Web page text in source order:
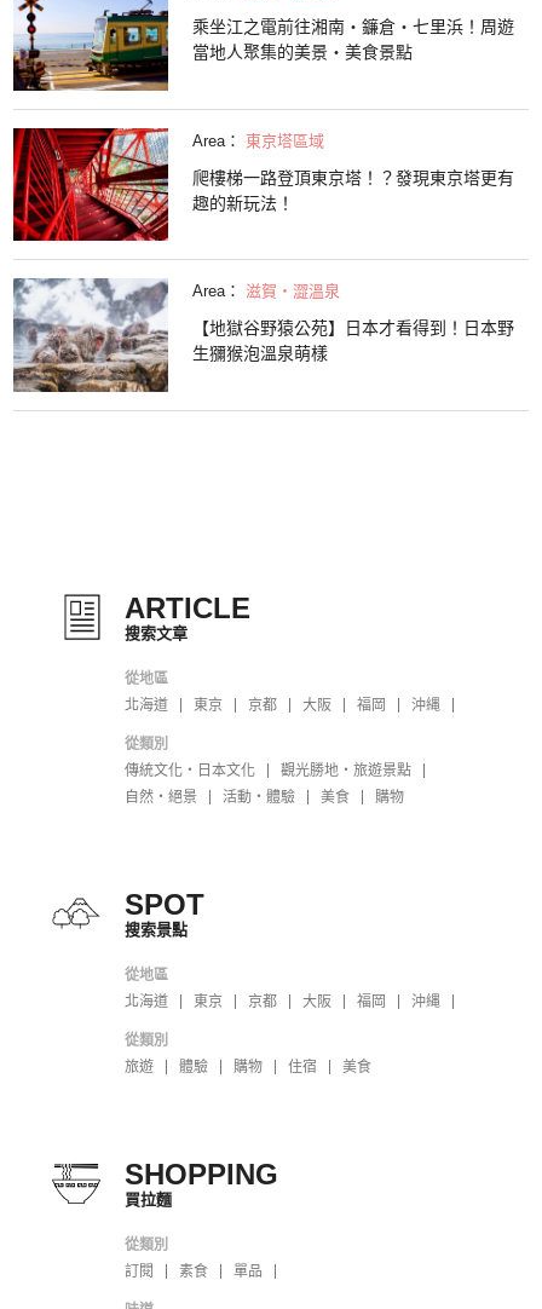
乘坐江之電前往湘南・鐮倉・七里浜！周遊
當地人聚集的美景・美食景點
Area： 東京塔區域
爬樓梯一路登頂東京塔！？發現東京塔更有
趣的新玩法！
Area： 滋賀・澀溫泉
【地獄谷野猿公苑】日本才看得到！日本野
生獼猴泡溫泉萌樣
ARTICLE
搜索文章
從地區
北海道
東京 京都 大阪 福岡 沖縄
從類別
傳統文化・日本文化
觀光勝地・旅遊景點
自然・絕景
活動・體驗 美食 購物
SPOT
搜索景點
從地區
北海道
東京 京都 大阪 福岡 沖縄
從類別
旅遊
體驗 購物 住宿 美食
SHOPPING
買拉麵
從類別
訂閱
素食 單品